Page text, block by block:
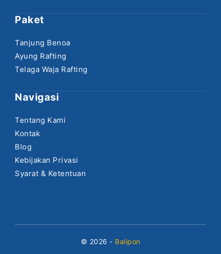
Paket
Tanjung Benoa
Ayung Rafting
Telaga Waja Rafting
Navigasi
Tentang Kami
Kontak
Blog
Kebijakan Privasi
Syarat & Ketentuan
© 2026 - Balipon